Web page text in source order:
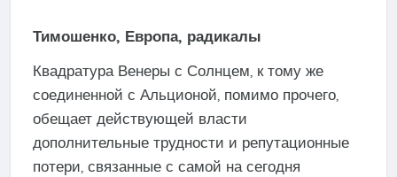
Тимошенко, Европа, радикалы
Квадратура Венеры с Солнцем, к тому же
соединенной с Альционой, помимо прочего,
обещает действующей власти
дополнительные трудности и репутационные
потери, связанные с самой на сегодня